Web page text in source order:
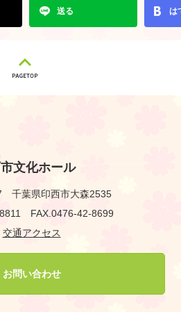
送る は
文化ホール
千葉県印西市大森2535
FAX.0476-42-8699
交通アクセス
お問い合わせ